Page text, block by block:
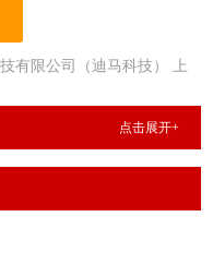
约成本
有限公司（迪马科技） 上
点击展开+